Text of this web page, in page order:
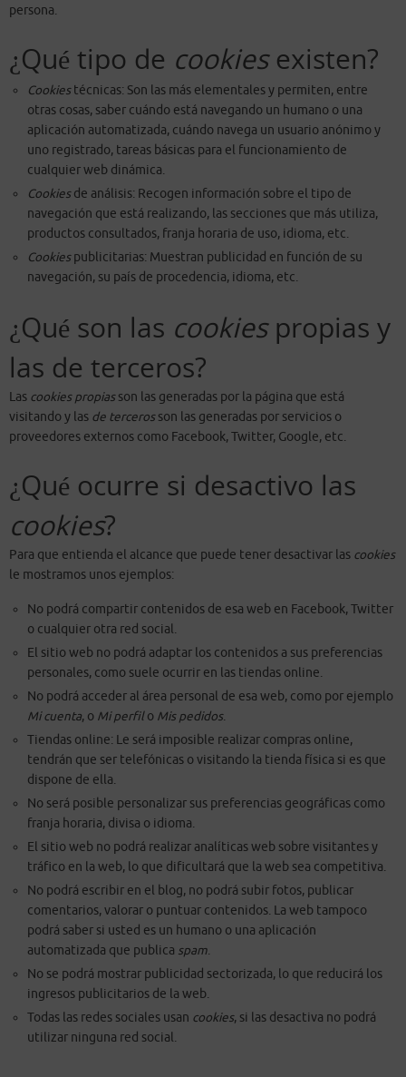
persona.
¿Qué tipo de cookiesexisten?
Cookiestécnicas: Son las más elementales y permiten, entre
otras cosas, saber cuándo está navegando un humano o una
aplicación automatizada, cuándo navega un usuario anónimo y
uno registrado, tareas básicas para el funcionamiento de
cualquier web dinámica.
Cookiesde análisis: Recogen información sobre el tipo de
navegación que está realizando, las secciones que más utiliza,
productos consultados, franja horaria de uso, idioma, etc.
Cookiespublicitarias: Muestran publicidad en función de su
navegación, su país de procedencia, idioma, etc.
¿Qué son las cookiespropias y
las de terceros?
Las cookies propiasson las generadas por la página que está
visitando y las de tercerosson las generadas por servicios o
proveedores externos como Facebook, Twitter, Google, etc.
¿Qué ocurre si desactivo las
cookies?
Para que entienda el alcance que puede tener desactivar las cookies
le mostramos unos ejemplos:
No podrá compartir contenidos de esa web en Facebook, Twitter
o cualquier otra red social.
El sitio web no podrá adaptar los contenidos a sus preferencias
personales, como suele ocurrir en las tiendas online.
No podrá acceder al área personal de esa web, como por ejemplo
Mi cuenta, o Mi perfilo Mis pedidos.
Tiendas online: Le será imposible realizar compras online,
tendrán que ser telefónicas o visitando la tienda física si es que
dispone de ella.
No será posible personalizar sus preferencias geográficas como
franja horaria, divisa o idioma.
El sitio web no podrá realizar analíticas web sobre visitantes y
tráfico en la web, lo que dificultará que la web sea competitiva.
No podrá escribir en el blog, no podrá subir fotos, publicar
comentarios, valorar o puntuar contenidos. La web tampoco
podrá saber si usted es un humano o una aplicación
automatizada que publica spam.
No se podrá mostrar publicidad sectorizada, lo que reducirá los
ingresos publicitarios de la web.
Todas las redes sociales usan cookies, si las desactiva no podrá
utilizar ninguna red social.